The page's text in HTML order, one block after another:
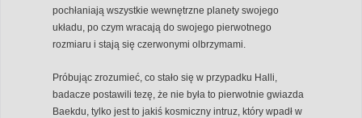
pochłaniają wszystkie wewnętrzne planety swojego
układu, po czym wracają do swojego pierwotnego
rozmiaru i stają się czerwonymi olbrzymami.
Próbując zrozumieć, co stało się w przypadku Halli,
badacze postawili tezę, że nie była to pierwotnie gwiazda
Baekdu, tylko jest to jakiś kosmiczny intruz, który wpadł w